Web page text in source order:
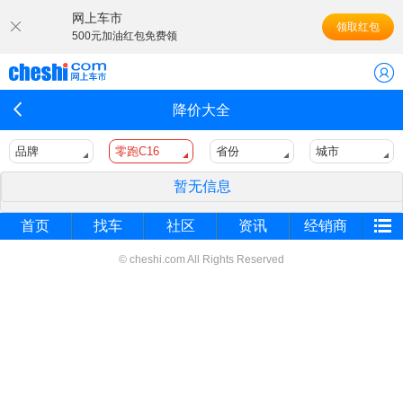
网上车市
500元加油红包免费领
领取红包
降价大全
品牌 零跑C16 省份 城市
暂无信息
首页 找车 社区 资讯 经销商
© cheshi.com All Rights Reserved